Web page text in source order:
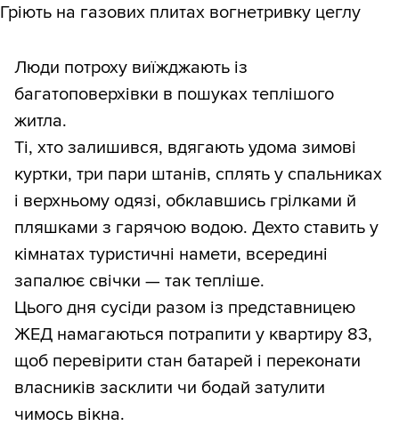
Гріють на газових плитах вогнетривку цеглу
Люди потроху виїжджають із
багатоповерхівки в пошуках теплішого
житла.
Ті, хто залишився, вдягають удома зимові
куртки, три пари штанів, сплять у спальниках
і верхньому одязі, обклавшись грілками й
пляшками з гарячою водою. Дехто ставить у
кімнатах туристичні намети, всередині
запалює свічки — так тепліше.
Цього дня сусіди разом із представницею
ЖЕД намагаються потрапити у квартиру 83,
щоб перевірити стан батарей і переконати
власників засклити чи бодай затулити
чимось вікна.